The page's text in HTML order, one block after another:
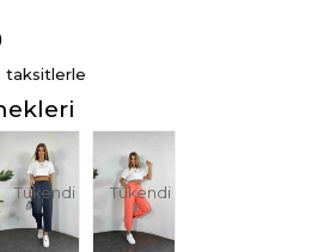
taksitlerle
Tükendi Tükendi